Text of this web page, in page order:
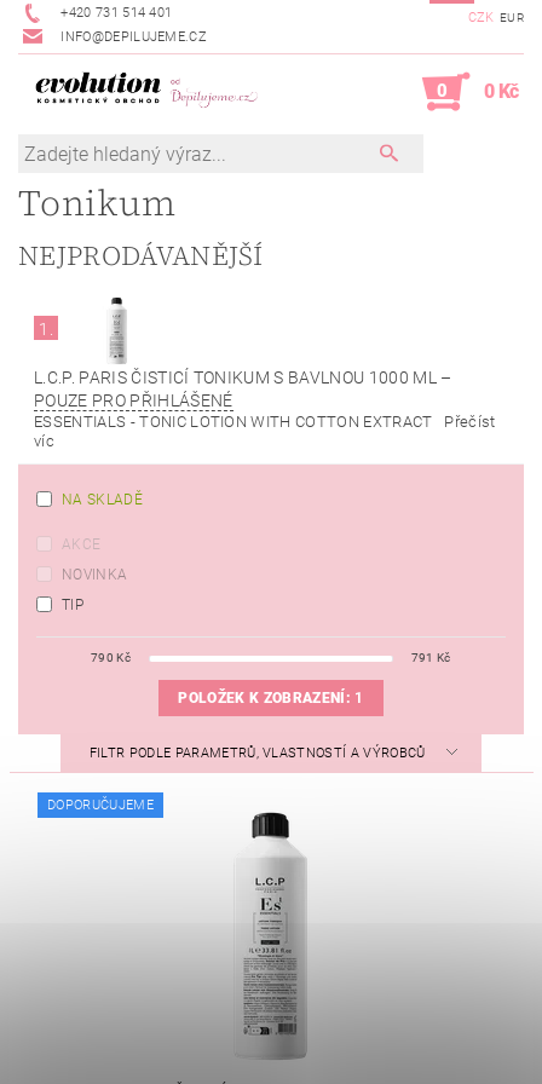
+420 731 514 401
INFO@DEPILUJEME.CZ
CZK EUR
0 0 Kč
Tonikum
NEJPRODÁVANĚJŠÍ
1.
L.C.P. PARIS ČISTICÍ TONIKUM S BAVLNOU 1000 ML –
POUZE PRO PŘIHLÁŠENÉ
ESSENTIALS - TONIC LOTION WITH COTTON EXTRACT Přečíst
víc
NA SKLADĚ
AKCE
NOVINKA
TIP
790 Kč 791 Kč
POLOŽEK K ZOBRAZENÍ: 1
FILTR PODLE PARAMETRŮ, VLASTNOSTÍ A VÝROBCŮ
DOPORUČUJEME